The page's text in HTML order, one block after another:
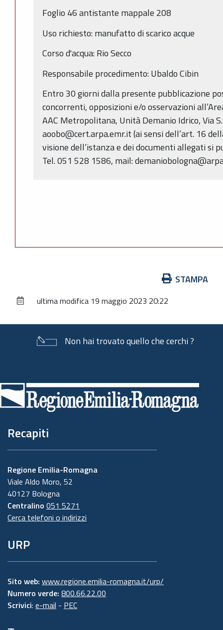
Foglio 46 antistante mappale 208
Uso richiesto: manufatto di scarico acque
Corso d'acqua: Rio Secco
Responsabile procedimento: Ubaldo Cibin
Entro 30 giorni dalla presente pubblicazione
concorrenti, opposizioni e/o osservazioni
AAC Metropolitana, Unità Demanio Idrico, Via
aoobo@cert.arpa.emr.it (ai sensi dell’art. 16
visione dell’istanza e dei documenti allegati si
Tel. 051 528 1586, mail:
documento
STAMPA
ultima modifica 19 maggio 2023 20:22
Non hai trovato quello che cerchi ?
di
pagina
Recapiti
Regione Emilia-Romagna
Viale Aldo Moro, 52
40127 Bologna
Centralino 051 5271
Cerca telefoni o indirizzi
URP
Sito web: www.regione.emilia-romagna.it/urp/
Numero verde: 800.66.22.00
Scrivici: e-mail - PEC